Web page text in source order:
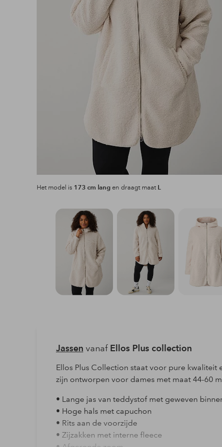
Het model is 173 cm langen draagt maat L
Jassenvanaf Ellos Plus collection
Ellos Plus Collection staat voor pure kwaliteit
zijn ontworpen voor dames met maat 44-60
• Lange jas van teddystof met geweven
• Hoge hals met capuchon
• Rits aan de voorzijde
• Zijzakken met interne fleece